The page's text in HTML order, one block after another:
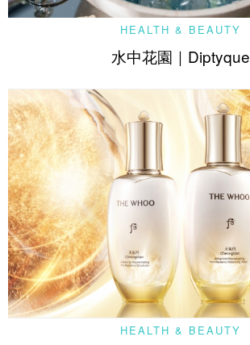
HEALTH & BEAUTY
水中花園｜Diptyque
HEALTH & BEAUTY